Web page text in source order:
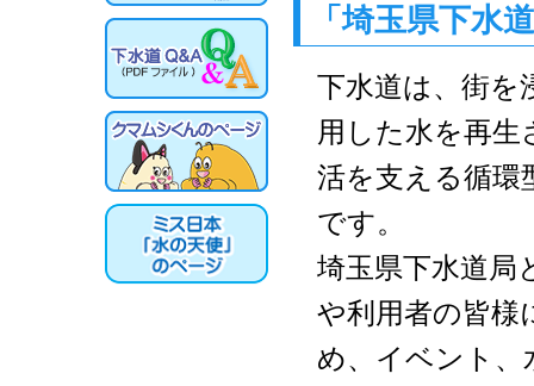
「埼玉県下水
下水道は、街を
用した水を再
活を支える循環
です。
埼玉県下水道局
や利用者の皆様
め、イベント、